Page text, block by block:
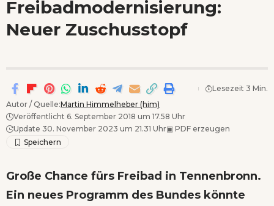
Freibadmodernisierung:
Neuer Zuschusstopf
Autor / Quelle:Martin Himmelheber (him)
Veröffentlicht 6. September 2018 um 17.58 Uhr
Update 30. November 2023 um 21.31 Uhr▣ PDF erzeugen
Lesezeit 3 Min.
Große Chance fürs Freibad in Tennenbronn.
Ein neues Programm des Bundes könnte